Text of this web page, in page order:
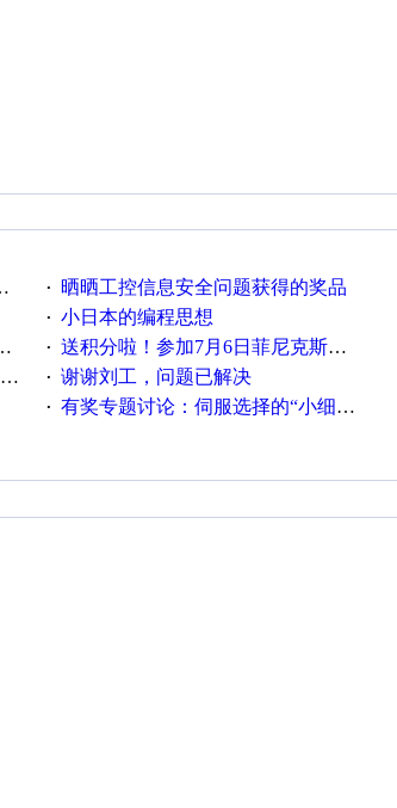
· 晒晒工控信息安全问题获得的奖品
· 小日本的编程思想
· 送积分啦！参加7月6日菲尼克斯在线研讨会即得
· 谢谢刘工，问题已解决
· 有奖专题讨论：伺服选择的“小细节大学问”奖励公告